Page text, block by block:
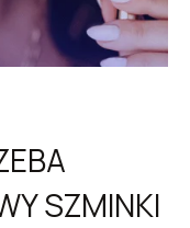
SZMINKI